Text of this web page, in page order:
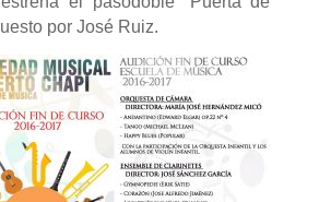
por José Ruiz.